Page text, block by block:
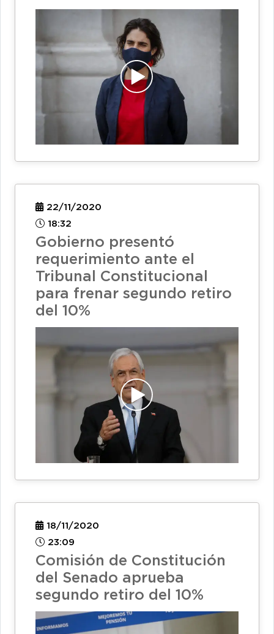
22/11/2020
18:32
Gobierno presentó
requerimiento ante el
Tribunal Constitucional
para frenar segundo retiro
del 10%
18/11/2020
23:09
Comisión de Constitución
del Senado aprueba
segundo retiro del 10%